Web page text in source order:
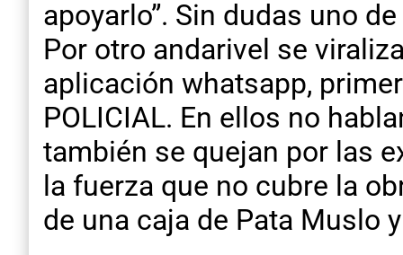
apoyarlo”. Sin dudas uno
Por otro andarivel se
aplicación whatsapp,
POLICIAL. En ellos no
también se quejan por las
la fuerza que no cubre la
de una caja de Pata Muslo